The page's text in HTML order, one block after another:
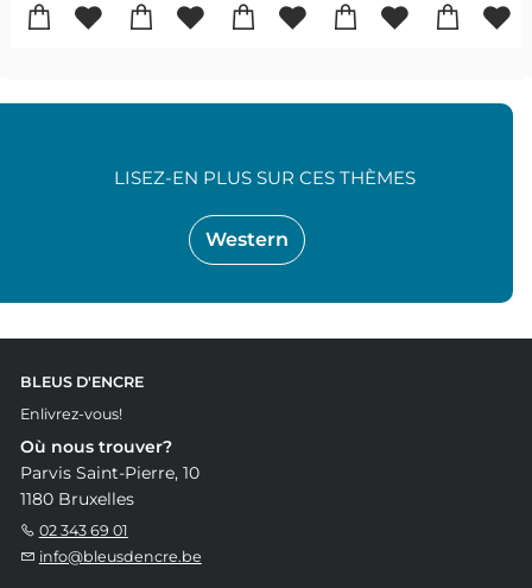
Western
LISEZ-EN PLUS SUR CES THÈMES
BLEUS D'ENCRE
Enlivrez-vous!
Où nous trouver?
Parvis Saint-Pierre, 10
1180 Bruxelles
02 343 69 01
info@bleusdencre.be